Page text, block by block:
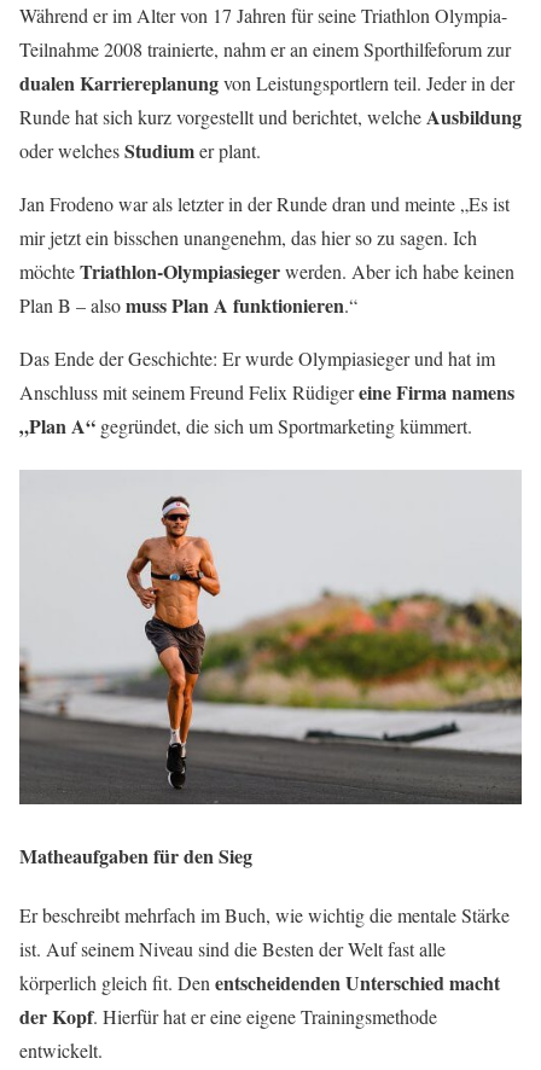
Während er im Alter von 17 Jahren für seine Triathlon Olympia-
Teilnahme 2008 trainierte, nahm er an einem Sporthilfeforum zur
dualen Karriereplanungvon Leistungsportlern teil. Jeder in der
Runde hat sich kurz vorgestellt und berichtet, welcheAusbildung
oder welchesStudiumer plant.
Jan Frodeno war als letzter in der Runde dran und meinte „Es ist
mir jetzt ein bisschen unangenehm, das hier so zu sagen. Ich
möchteTriathlon-Olympiasiegerwerden. Aber ich habe keinen
Plan B – alsomuss Plan A funktionieren.“
Das Ende der Geschichte: Er wurde Olympiasieger und hat im
Anschluss mit seinem Freund Felix Rüdigereine Firma namens
„Plan A“ gegründet, die sich um Sportmarketing kümmert.
Matheaufgaben für den Sieg
Er beschreibt mehrfach im Buch, wie wichtig die mentale Stärke
ist. Auf seinem Niveau sind die Besten der Welt fast alle
körperlich gleich fit. Denentscheidenden Unterschied macht
der Kopf. Hierfür hat er eine eigene Trainingsmethode
entwickelt.